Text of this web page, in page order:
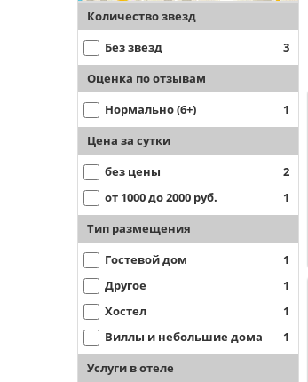
Количество звезд
Без звезд 3
Оценка по отзывам
Нормально (6+) 1
Цена за сутки
без цены
2
от 1000 до 2000 руб.
1
Тип размещения
Гостевой дом
1
Другое
1
Хостел
1
Виллы и небольшие дома
1
Услуги в отеле